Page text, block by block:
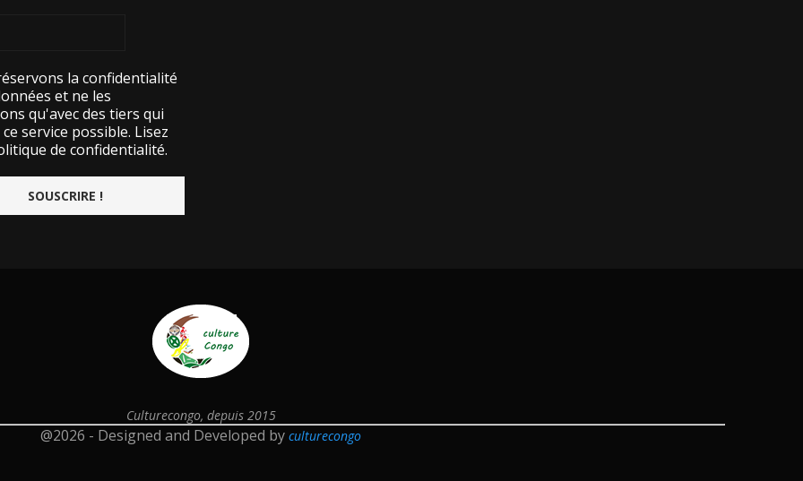
la confidentialité
et ne les
qu'avec des tiers qui
service possible. Lisez
de confidentialité.
Culturecongo, depuis 2015
@2026 - Designed and Developed by culturecongo